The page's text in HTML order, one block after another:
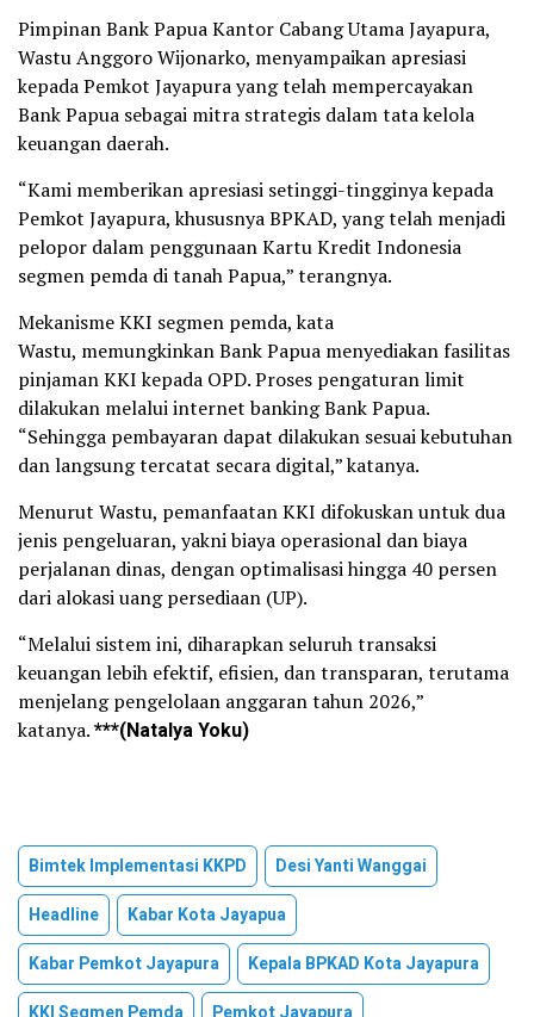
Pimpinan Bank Papua Kantor Cabang Utama Jayapura,
Wastu Anggoro Wijonarko, menyampaikan apresiasi
kepada Pemkot Jayapura yang telah mempercayakan
Bank Papua sebagai mitra strategis dalam tata kelola
keuangan daerah.
“Kami memberikan apresiasi setinggi-tingginya kepada
Pemkot Jayapura, khususnya BPKAD, yang telah menjadi
pelopor dalam penggunaan Kartu Kredit Indonesia
segmen pemda di tanah Papua,” terangnya.
Mekanisme KKI segmen pemda, kata
Wastu, memungkinkan Bank Papua menyediakan fasilitas
pinjaman KKI kepada OPD. Proses pengaturan limit
dilakukan melalui internet banking Bank Papua.
“Sehingga pembayaran dapat dilakukan sesuai kebutuhan
dan langsung tercatat secara digital,” katanya.
Menurut Wastu, pemanfaatan KKI difokuskan untuk dua
jenis pengeluaran, yakni biaya operasional dan biaya
perjalanan dinas, dengan optimalisasi hingga 40 persen
dari alokasi uang persediaan (UP).
“Melalui sistem ini, diharapkan seluruh transaksi
keuangan lebih efektif, efisien, dan transparan, terutama
menjelang pengelolaan anggaran tahun 2026,”
katanya.***(Natalya Yoku)
Bimtek Implementasi KKPD
Desi Yanti Wanggai
Headline
Kabar Kota Jayapua
Kabar Pemkot Jayapura
Kepala BPKAD Kota Jayapura